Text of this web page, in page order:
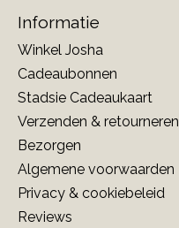
Informatie
Winkel Josha
Cadeaubonnen
Stadsie Cadeaukaart
Verzenden & retourneren
Bezorgen
Algemene voorwaarden
Privacy & cookiebeleid
Reviews